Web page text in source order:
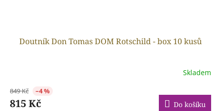
Doutník Don Tomas DOM Rotschild - box 10 kusů
Skladem
849 Kč –4 %
815 Kč Do košíku